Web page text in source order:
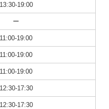
13:30-19:00
ー
11:00-19:00
11:00-19:00
11:00-19:00
12:30-17:30
12:30-17:30